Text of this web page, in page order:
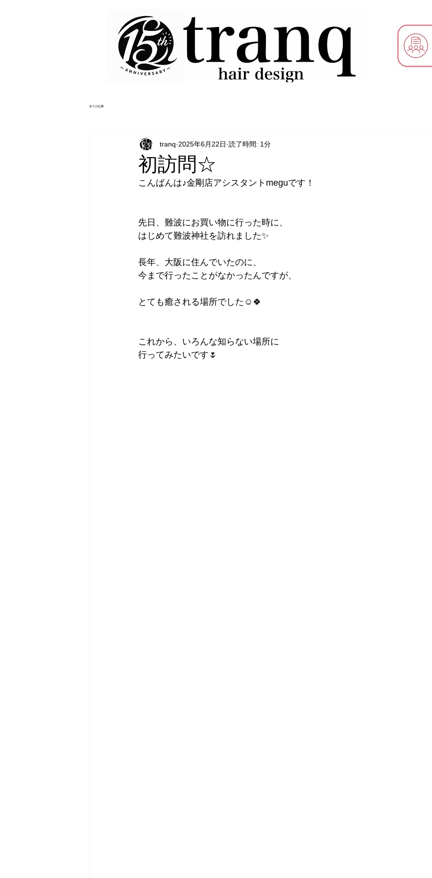
全ての記事
初訪問☆
tranq 2025年6月22日 読了時間: 1分
こんばんは♪金剛店アシスタントmeguです！
先日、難波にお買い物に行った時に、
はじめて難波神社を訪れました✨
長年、大阪に住んでいたのに、
今まで行ったことがなかったんですが、
とても癒される場所でした☺️🍀
これから、いろんな知らない場所に
行ってみたいです🌷